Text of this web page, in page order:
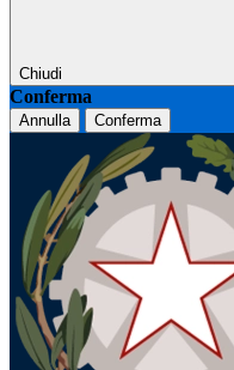
Chiudi
Conferma
Annulla Conferma